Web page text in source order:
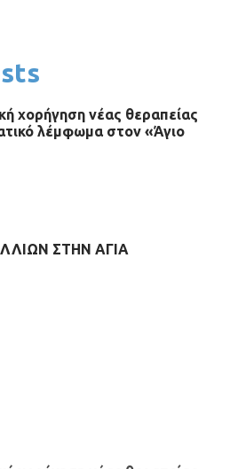
χορήγηση νέας θεραπείας
λέμφωμα στον «Άγιο
ΣΤΗΝ ΑΓΙΑ